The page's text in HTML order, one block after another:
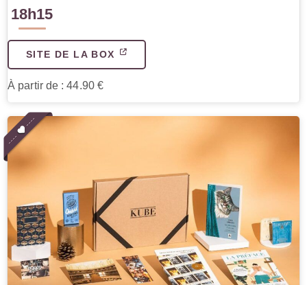
18h15
SITE DE LA BOX
À partir de : 44.90 €